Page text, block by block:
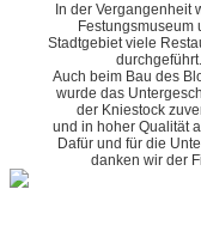
In der Vergangenheit
Festungsmuseum
Stadtgebiet viele
durchgeführt.
Auch beim Bau des
wurde das
der Kniestock
und in hoher Qualität
Dafür und für die
danken wir der